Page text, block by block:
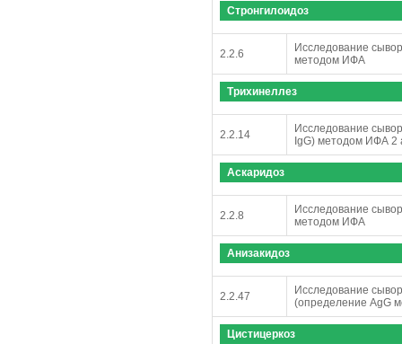
Стронгилоидоз
2.2.6
Исследование
методом ИФА
Трихинеллез
2.2.14
Исследование
IgG) методом ИФА 2
Аскаридоз
2.2.8
Исследование
методом ИФА
Анизакидоз
2.2.47
Исследование
(определение AgG
Цистицеркоз